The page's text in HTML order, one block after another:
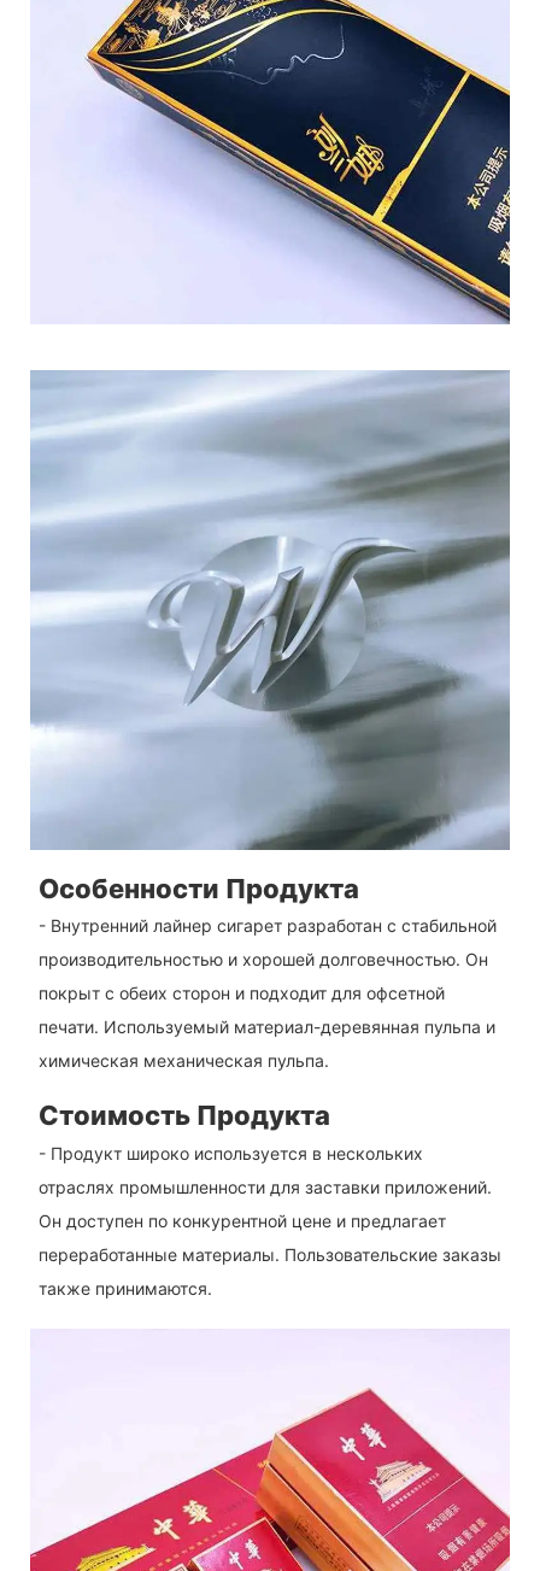
Особенности Продукта
- Внутренний лайнер сигарет разработан с стабильной
производительностью и хорошей долговечностью. Он
покрыт с обеих сторон и подходит для офсетной
печати. Используемый материал-деревянная пульпа и
химическая механическая пульпа.
Стоимость Продукта
- Продукт широко используется в нескольких
отраслях промышленности для заставки приложений.
Он доступен по конкурентной цене и предлагает
переработанные материалы. Пользовательские заказы
также принимаются.